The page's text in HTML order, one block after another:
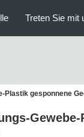
Treten Sie mit
Plastik gesponnene